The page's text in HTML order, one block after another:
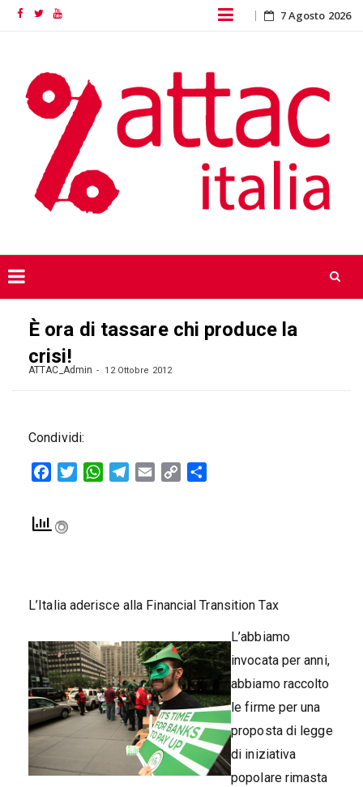
FacebookTwitterYouTube Skip
content
7 Agosto 2026
È ora di tassare chi produce la
crisi!
ATTAC_Admin 12 Ottobre 2012
Condividi:
FacebookTwitterWhatsAppTelegram
Email
Copy
L’Italia aderisce alla Financial Transition Tax
L’abbiamo
invocata per anni,
abbiamo raccolto
le firme per una
proposta di legge
di iniziativa
popolare rimasta